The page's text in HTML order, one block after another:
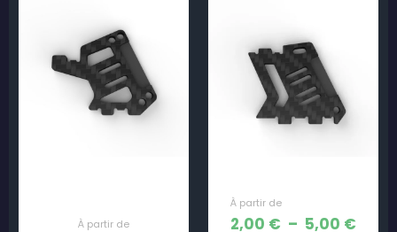
2,00 € – 5,00 €